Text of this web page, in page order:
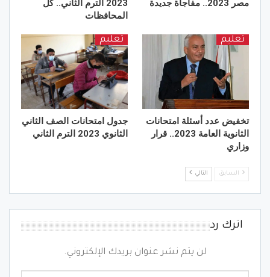
مصر 2023.. مفاجأة جديدة
2023 الترم الثاني.. كل
المحافظات
تعليم
تخفيض عدد أسئلة امتحانات
الثانوية العامة 2023.. قرار
وزاري
تعليم
جدول امتحانات الصف الثاني
الثانوي 2023 الترم الثاني
السابق التالي
اترك رد
لن يتم نشر عنوان بريدك الإلكتروني.